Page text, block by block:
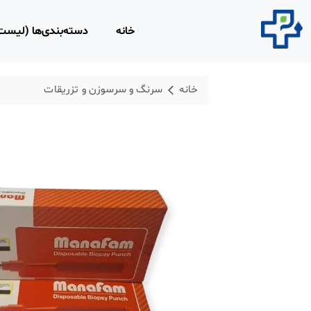
خانه دسته‌بندی‌ها
روپوش و اسکراب
محصولات
فیزیوتراپی
تجهیزات امداد و
ابزار و تجهیزات
معاینه
خانه سرنگ و سرسوزن و تزریقات